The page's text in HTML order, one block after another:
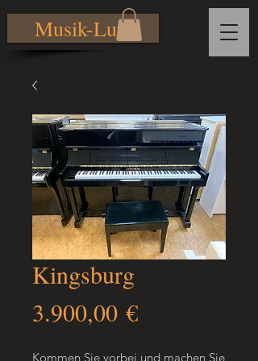
Musik-Lutz
Kingsburg
3.900,00 €Preis
Kommen Sie vorbei und machen Sie